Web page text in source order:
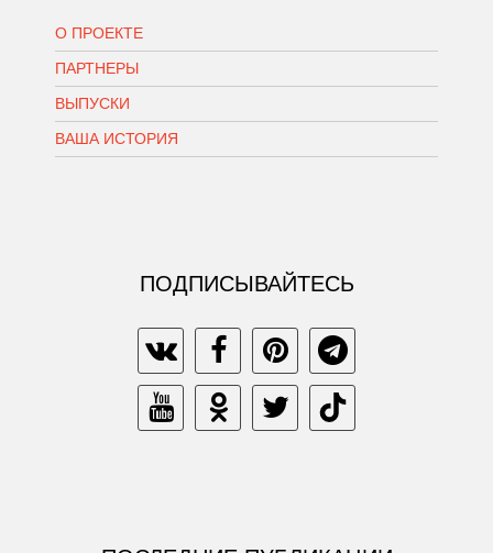
О ПРОЕКТЕ
ПАРТНЕРЫ
ВЫПУСКИ
ВАША ИСТОРИЯ
ПОДПИСЫВАЙТЕСЬ